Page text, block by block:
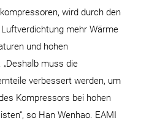
wird durch den
mehr Wärme
und hohen
muss die
verbessert werden, um
Kompressors bei hohen
so Han Wenhao. EAMI